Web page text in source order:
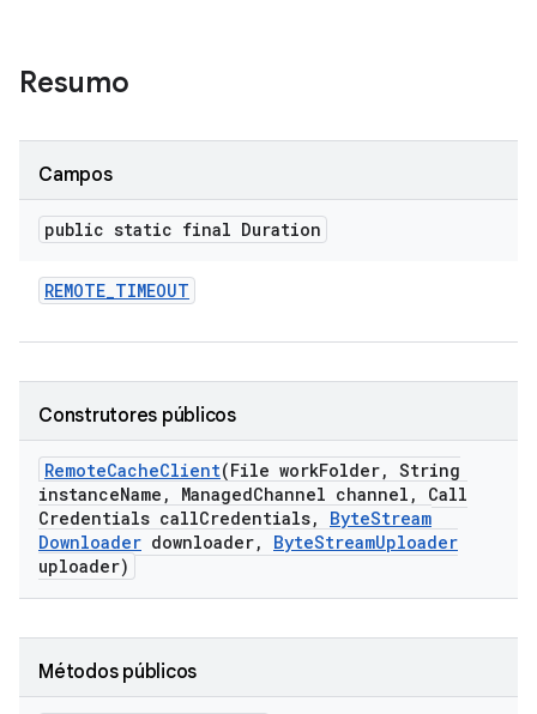
Resumo
Campos
public static final Duration
REMOTE_TIMEOUT
Construtores públicos
RemoteCacheClient(File workFolder, String
instanceName , ManagedChannel channel ,
Call
Credentials callCredentials, ByteStream
Downloader downloader, ByteStreamUploader
uploader)
Métodos públicos